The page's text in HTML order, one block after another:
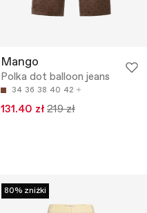
Mango
Polka dot balloon jeans
34 36 38 40 42
131.40 zł 219 zł
80% zniżki